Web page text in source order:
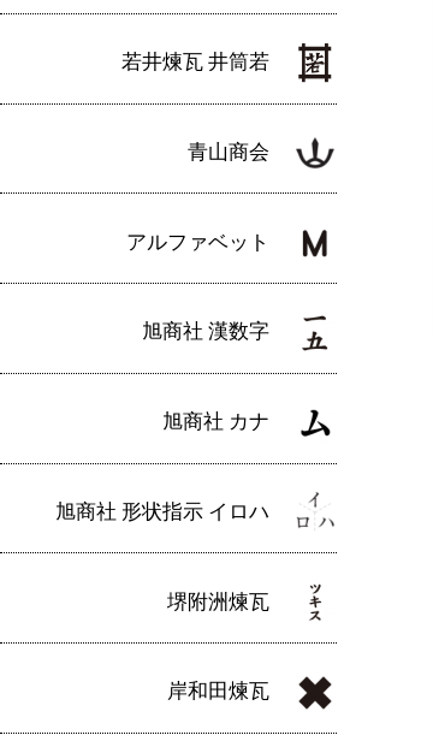
若井煉瓦 井筒若
青山商会
アルファベット
旭商社 漢数字
旭商社 カナ
旭商社 形状指示 イロハ
堺附洲煉瓦
岸和田煉瓦